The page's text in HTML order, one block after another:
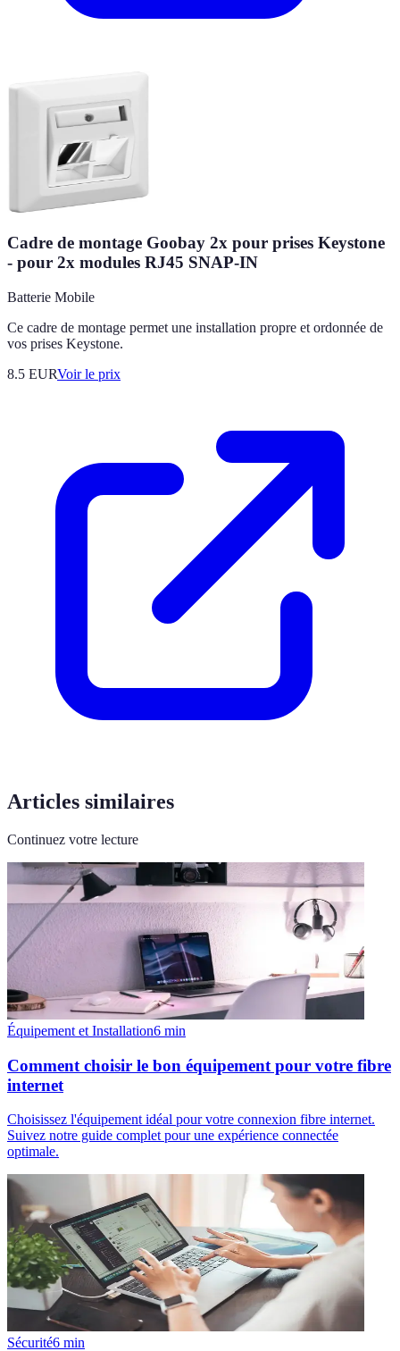
Cadre de montage Goobay 2x pour prises Keystone
- pour 2x modules RJ45 SNAP-IN
Batterie Mobile
Ce cadre de montage permet une installation propre et ordonnée de
vos prises Keystone.
8.5 EURVoir le prix
Articles similaires
Continuez votre lecture
Équipement et Installation6 min
Comment choisir le bon équipement pour votre fibre
internet
Choisissez l'équipement idéal pour votre connexion fibre internet.
Suivez notre guide complet pour une expérience connectée
optimale.
Sécurité6 min